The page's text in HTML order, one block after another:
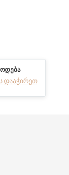
დააჭირეთ